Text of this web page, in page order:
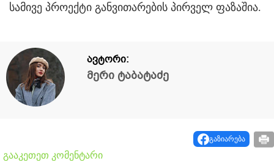
სამივე პროექტი განვითარების პირველ ფაზაშია.
ავტორი:
მერი ტაბატაძე
გაზიარება
გააკეთეთ კომენტარი